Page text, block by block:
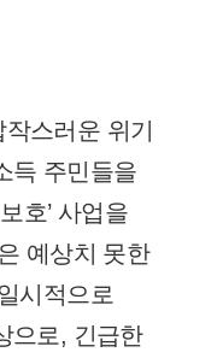
스러운 위기
득 주민들을
호’ 사업을
예상치 못한
시적으로
으로, 긴급한